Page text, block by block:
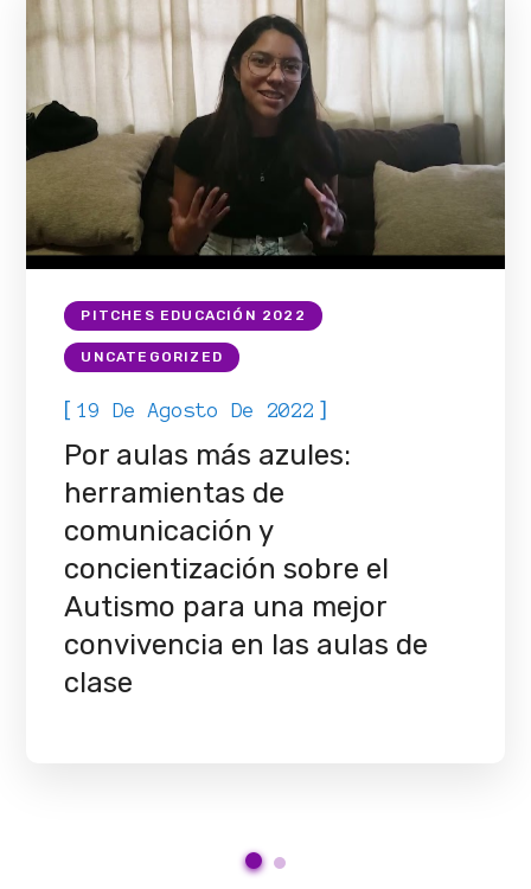
PITCHES EDUCACIÓN 2022
UNCATEGORIZED
[19 De Agosto De 2022 ]
Por aulas más azules:
herramientas de
comunicación y
concientización sobre el
Autismo para una mejor
convivencia en las aulas de
clase